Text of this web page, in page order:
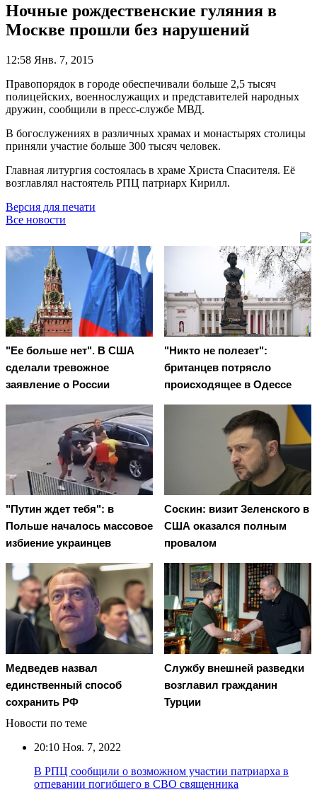
Ночные рождественские гуляния в
Москве прошли без нарушений
12:58 Янв. 7, 2015
Правопорядок в городе обеспечивали больше 2,5 тысяч
полицейских, военнослужащих и представителей народных
дружин, сообщили в пресс-службе МВД.
В богослужениях в различных храмах и монастырях столицы
приняли участие больше 300 тысяч человек.
Главная литургия состоялась в храме Христа Спасителя. Её
возглавлял настоятель РПЦ патриарх Кирилл.
Версия для печати
Все новости
"Ее больше нет". В США
сделали тревожное
заявление о России
"Никто не полезет":
британцев потрясло
происходящее в Одессе
"Путин ждет тебя": в
Польше началось массовое
избиение украинцев
Соскин: визит Зеленского в
США оказался полным
провалом
Медведев назвал
единственный способ
сохранить РФ
Службу внешней разведки
возглавил гражданин
Турции
Новости по теме
20:10 Ноя. 7, 2022
В РПЦ сообщили о возможном участии патриарха в
отпевании погибшего в СВО священника